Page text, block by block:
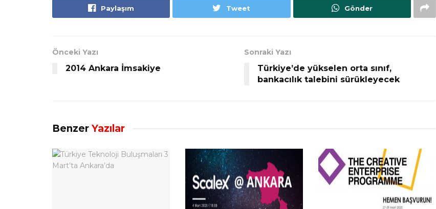
Paylaşım Tweet Gönder
Önceki Yazı
2014 Ankara İmsakiye
Sonraki Yazı
Türkiye’de yükselen orta sınıf,
bankacılık talebini sürükleyecek
Benzer Yazılar